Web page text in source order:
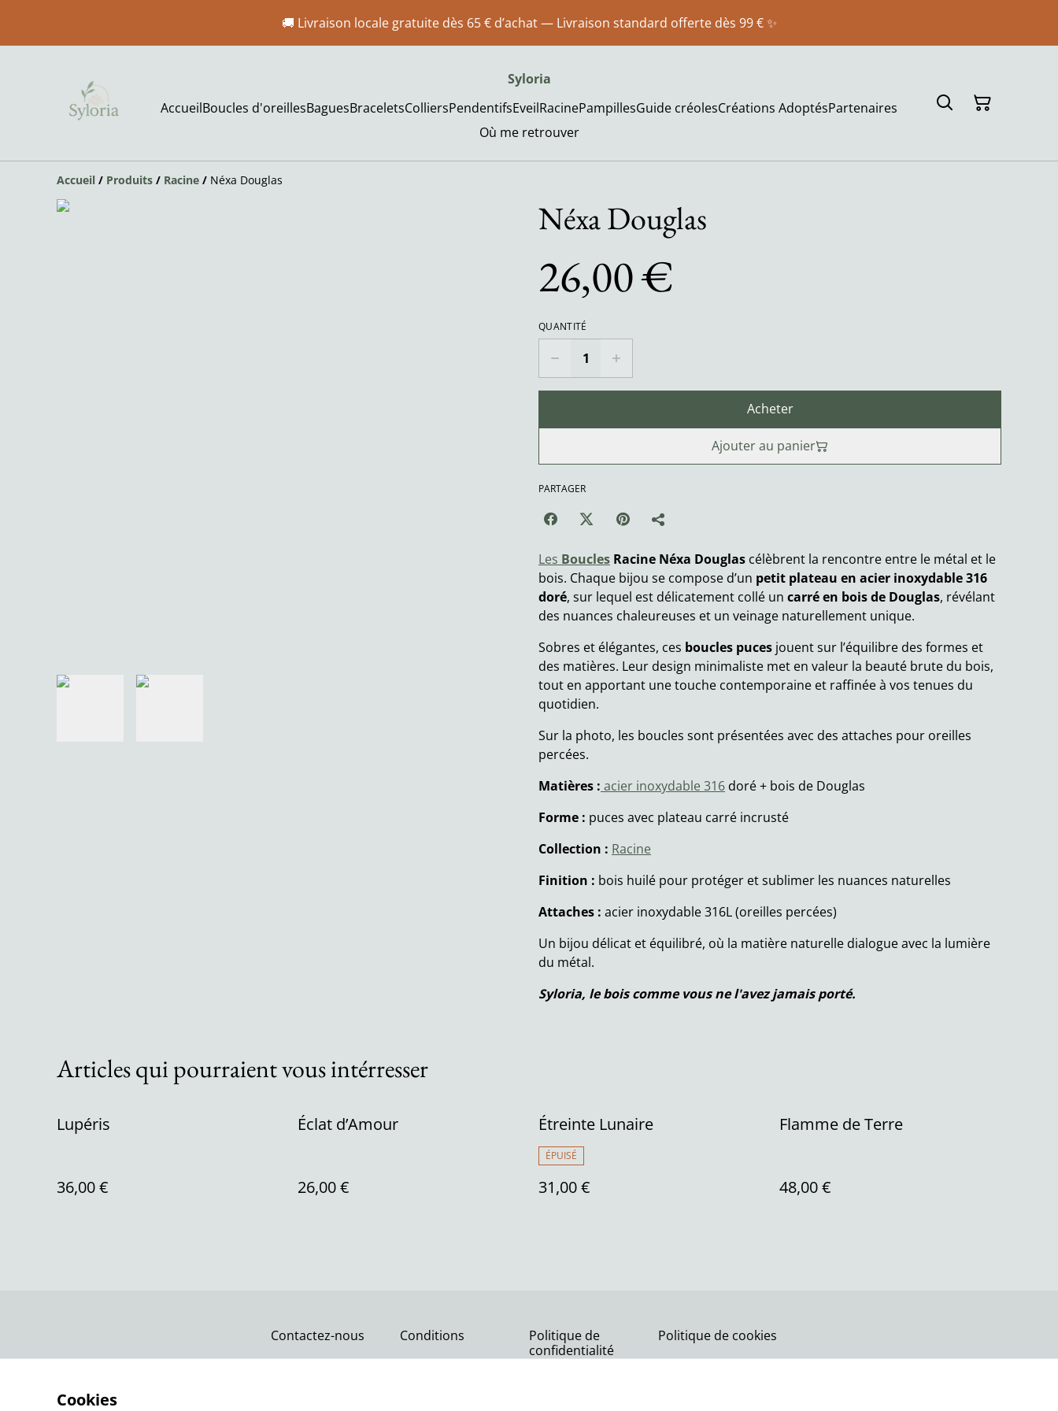
🚚 Livraison locale gratuite dès 65 € d’achat — Livraison standard offerte dès 99 € ✨
Syloria
AccueilBoucles d'oreillesBaguesBraceletsColliersPendentifsEveilRacinePampillesGuide créolesCréations AdoptésPartenaires
Où me retrouver
Accueil / Produits / Racine / Néxa Douglas
Néxa Douglas
26,00 €
QUANTITÉ
Acheter
Ajouter au panier
PARTAGER
Les Boucles Racine Néxa Douglas célèbrent la rencontre entre le métal et le
bois. Chaque bijou se compose d’un petit plateau en acier inoxydable 316
doré, sur lequel est délicatement collé un carré en bois de Douglas, révélant
des nuances chaleureuses et un veinage naturellement unique.
Sobres et élégantes, ces boucles puces jouent sur l’équilibre des formes et
des matières. Leur design minimaliste met en valeur la beauté brute du bois,
tout en apportant une touche contemporaine et raffinée à vos tenues du
quotidien.
Sur la photo, les boucles sont présentées avec des attaches pour oreilles
percées.
Matières : acier inoxydable 316 doré + bois de Douglas
Forme : puces avec plateau carré incrusté
Collection : Racine
Finition : bois huilé pour protéger et sublimer les nuances naturelles
Attaches : acier inoxydable 316L (oreilles percées)
Un bijou délicat et équilibré, où la matière naturelle dialogue avec la lumière
du métal.
Syloria, le bois comme vous ne l'avez jamais porté.
Articles qui pourraient vous intérresser
Lupéris
36,00 €
Éclat d’Amour
26,00 €
Étreinte Lunaire
ÉPUISÉ
31,00 €
Flamme de Terre
48,00 €
Contactez-nous Conditions
Politique de
confidentialité
Politique de cookies
Cookies